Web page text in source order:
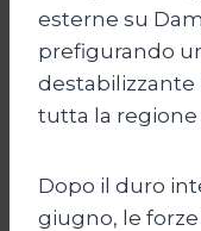
esterne su
prefigurando
destabilizzante
tutta la
Dopo il duro
giugno, le forze